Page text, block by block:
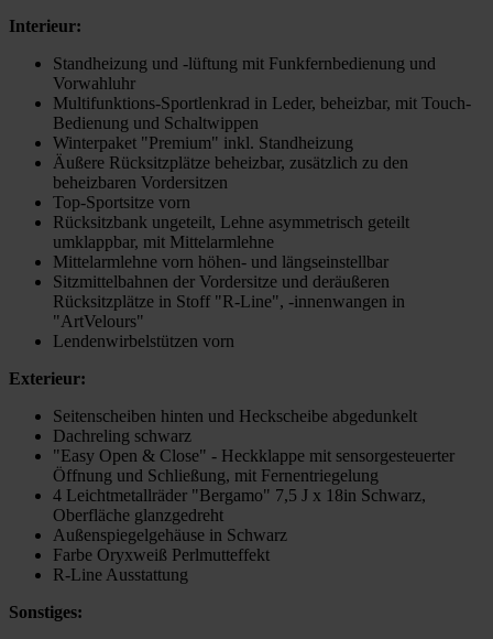
Interieur:
Standheizung und -lüftung mit Funkfernbedienung und
Vorwahluhr
Multifunktions-Sportlenkrad in Leder, beheizbar, mit Touch-
Bedienung und Schaltwippen
Winterpaket "Premium" inkl. Standheizung
Äußere Rücksitzplätze beheizbar, zusätzlich zu den
beheizbaren Vordersitzen
Top-Sportsitze vorn
Rücksitzbank ungeteilt, Lehne asymmetrisch geteilt
umklappbar, mit Mittelarmlehne
Mittelarmlehne vorn höhen- und längseinstellbar
Sitzmittelbahnen der Vordersitze und deräußeren
Rücksitzplätze in Stoff "R-Line", -innenwangen in
"ArtVelours"
Lendenwirbelstützen vorn
Exterieur:
Seitenscheiben hinten und Heckscheibe abgedunkelt
Dachreling schwarz
"Easy Open & Close" - Heckklappe mit sensorgesteuerter
Öffnung und Schließung, mit Fernentriegelung
4 Leichtmetallräder "Bergamo" 7,5 J x 18in Schwarz,
Oberfläche glanzgedreht
Außenspiegelgehäuse in Schwarz
Farbe Oryxweiß Perlmutteffekt
R-Line Ausstattung
Sonstiges: